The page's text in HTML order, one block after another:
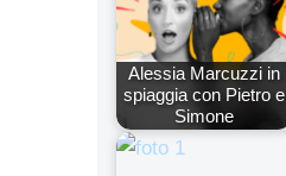
Alessia Marcuzzi in
spiaggia con Pietro e
Simone